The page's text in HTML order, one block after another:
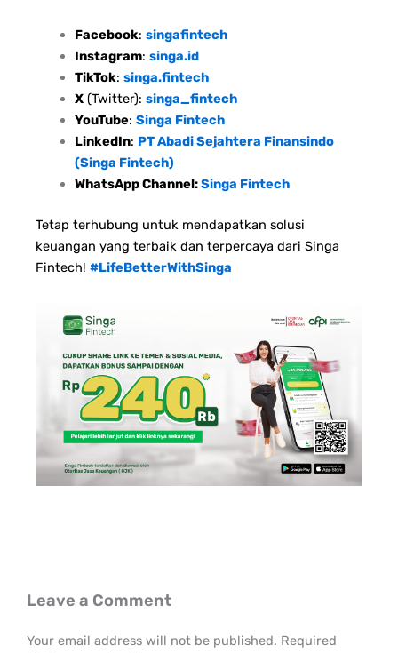
Facebook: singafintech
Instagram: singa.id
TikTok: singa.fintech
X(Twitter): singa_fintech
YouTube: Singa Fintech
LinkedIn: PT Abadi Sejahtera Finansindo
(Singa Fintech)
WhatsApp Channel:Singa Fintech
Tetap terhubung untuk mendapatkan solusi
keuangan yang terbaik dan terpercaya dari Singa
Fintech! #LifeBetterWithSinga
Leave a Comment
Your email address will not be published. Required